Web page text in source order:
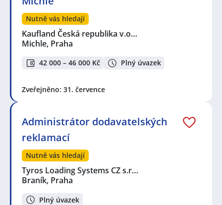
Nutně vás hledají
Kaufland Česká republika v.o…
Michle, Praha
42 000 – 46 000 Kč Plný úvazek
Zveřejněno: 31. července
Administrátor dodavatelských
reklamací
Nutně vás hledají
Tyros Loading Systems CZ s.r…
Braník, Praha
Plný úvazek